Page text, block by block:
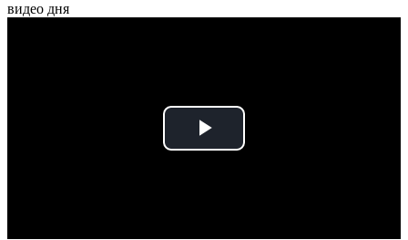
видео дня
Play